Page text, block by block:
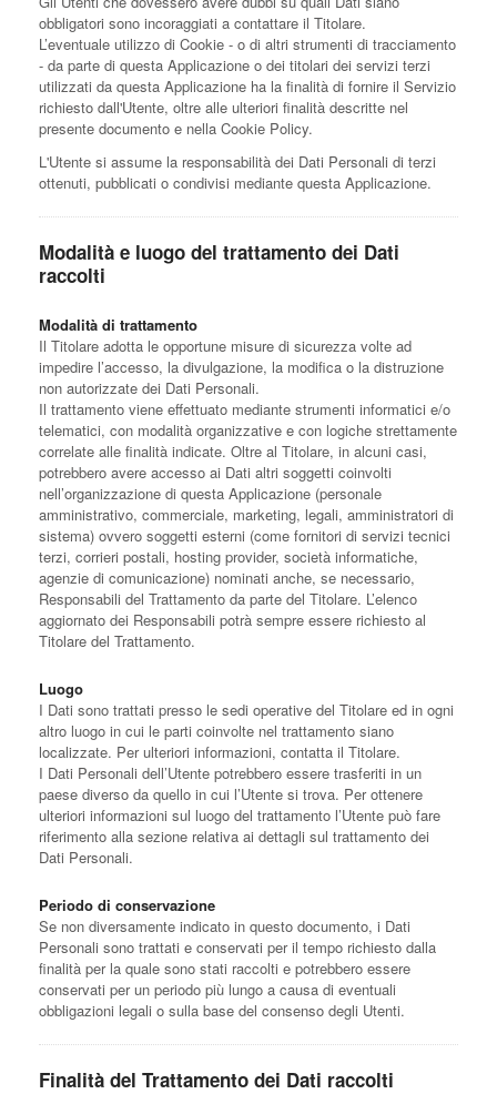
obbligatori sono incoraggiati a contattare il Titolare.
L’eventuale utilizzo di Cookie - o di altri strumenti di tracciamento
- da parte di questa Applicazione o dei titolari dei servizi terzi
utilizzati da questa Applicazione ha la finalità di fornire il Servizio
richiesto dall'Utente, oltre alle ulteriori finalità descritte nel
presente documento e nella Cookie Policy.
L'Utente si assume la responsabilità dei Dati Personali di terzi
ottenuti, pubblicati o condivisi mediante questa Applicazione.
Modalità e luogo del trattamento dei Dati
raccolti
Modalità di trattamento
Il Titolare adotta le opportune misure di sicurezza volte ad
impedire l’accesso, la divulgazione, la modifica o la distruzione
non autorizzate dei Dati Personali.
Il trattamento viene effettuato mediante strumenti informatici e/o
telematici, con modalità organizzative e con logiche strettamente
correlate alle finalità indicate. Oltre al Titolare, in alcuni casi,
potrebbero avere accesso ai Dati altri soggetti coinvolti
nell’organizzazione di questa Applicazione (personale
amministrativo, commerciale, marketing, legali, amministratori di
sistema) ovvero soggetti esterni (come fornitori di servizi tecnici
terzi, corrieri postali, hosting provider, società informatiche,
agenzie di comunicazione) nominati anche, se necessario,
Responsabili del Trattamento da parte del Titolare. L’elenco
aggiornato dei Responsabili potrà sempre essere richiesto al
Titolare del Trattamento.
Luogo
I Dati sono trattati presso le sedi operative del Titolare ed in ogni
altro luogo in cui le parti coinvolte nel trattamento siano
localizzate. Per ulteriori informazioni, contatta il Titolare.
I Dati Personali dell’Utente potrebbero essere trasferiti in un
paese diverso da quello in cui l’Utente si trova. Per ottenere
ulteriori informazioni sul luogo del trattamento l’Utente può fare
riferimento alla sezione relativa ai dettagli sul trattamento dei
Dati Personali.
Periodo di conservazione
Se non diversamente indicato in questo documento, i Dati
Personali sono trattati e conservati per il tempo richiesto dalla
finalità per la quale sono stati raccolti e potrebbero essere
conservati per un periodo più lungo a causa di eventuali
obbligazioni legali o sulla base del consenso degli Utenti.
Finalità del Trattamento dei Dati raccolti